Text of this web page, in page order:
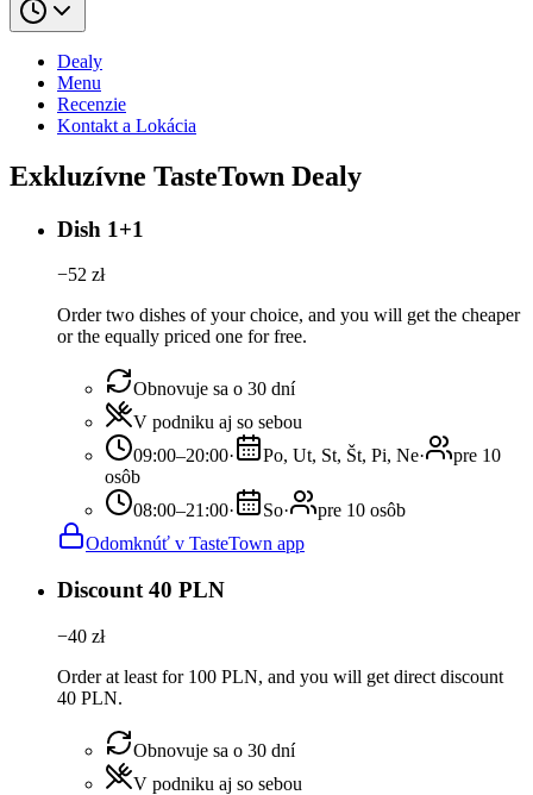
Dealy
Menu
Recenzie
Kontakt a Lokácia
Exkluzívne TasteTown Dealy
Dish 1+1
−52 zł
Order two dishes of your choice, and you will get the cheaper
or the equally priced one for free.
Obnovuje sa o 30 dní
V podniku aj so sebou
09:00–20:00· Po, Ut, St, Št, Pi, Ne·
pre 10
osôb
08:00–21:00· So·
pre 10 osôb
Odomknúť v TasteTown app
Discount 40 PLN
−40 zł
Order at least for 100 PLN, and you will get direct discount
40 PLN.
Obnovuje sa o 30 dní
V podniku aj so sebou